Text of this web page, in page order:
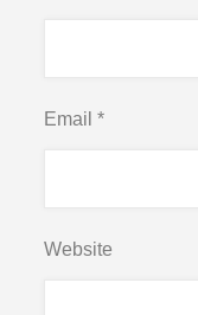
Email*
Website